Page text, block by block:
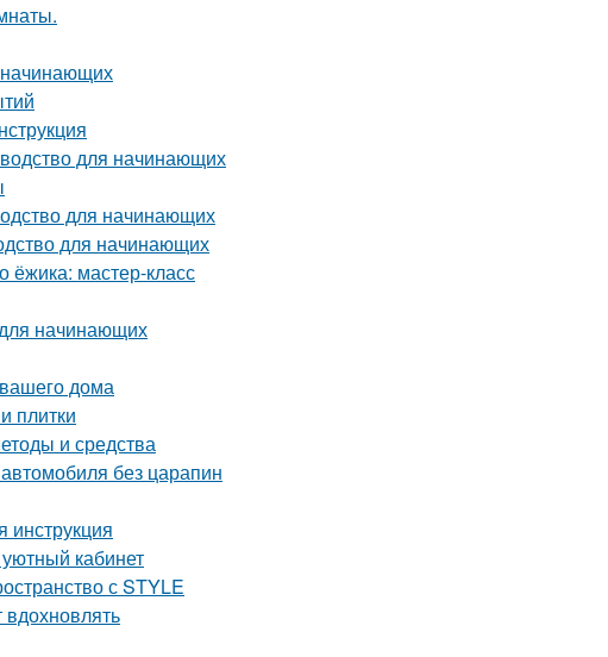
начинающих
для начинающих
для начинающих
для начинающих
ёжика: мастер-класс
начинающих
дома
плитки
и средства
без царапин
инструкция
кабинет
с STYLE